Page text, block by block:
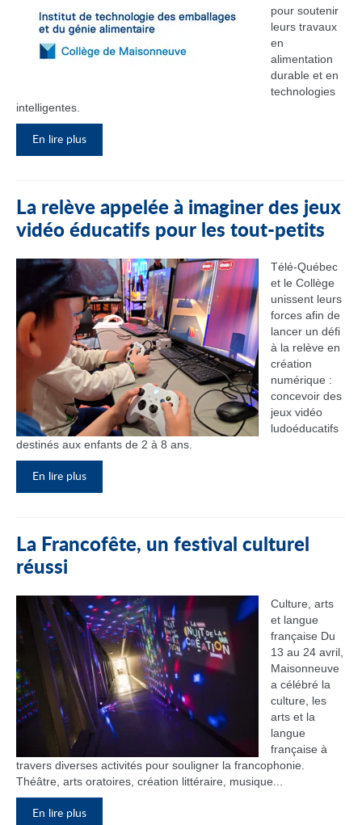
pour soutenir
leurs travaux
en
alimentation
durable et en
technologies
intelligentes.
En lire plus
La relève appelée à imaginer des jeux
vidéo éducatifs pour les tout-petits
Télé-Québec
et le Collège
unissent leurs
forces afin de
lancer un défi
à la relève en
création
numérique :
concevoir des
jeux vidéo
ludoéducatifs
destinés aux enfants de 2 à 8 ans.
En lire plus
La Francofête, un festival culturel
réussi
Culture, arts
et langue
française Du
13 au 24 avril,
Maisonneuve
a célébré la
culture, les
arts et la
langue
française à
travers diverses activités pour souligner la francophonie.
Théâtre, arts oratoires, création littéraire, musique...
En lire plus